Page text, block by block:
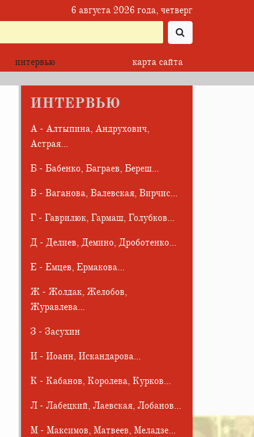
6 августа 2026 года, четверг
интервью
карта сайта
ИНТЕРВЬЮ
А - Алтыпина, Андрухович,
Астрая...
Б - Бабенко, Баграев, Береш...
В - Ваганова, Валевская, Вирчис...
Г - Гаврилюк, Гармаш, Голубков...
Д - Делиев, Демино, Дроботенко...
Е - Емцев, Ермакова...
Ж - Жолдак, Желобов,
Журавлева...
З - Засухин
И - Иоанн, Искандарова...
К - Кабанов, Королева, Курков...
Л - Лабецкий, Лаевская, Лобанов...
М - Максимов, Матвеев, Меладзе...